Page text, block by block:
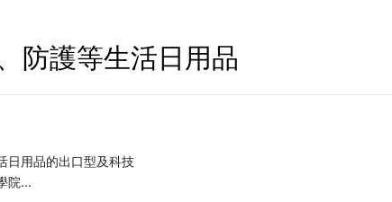
防護等生活日用品
日用品的出口型及科技
院...